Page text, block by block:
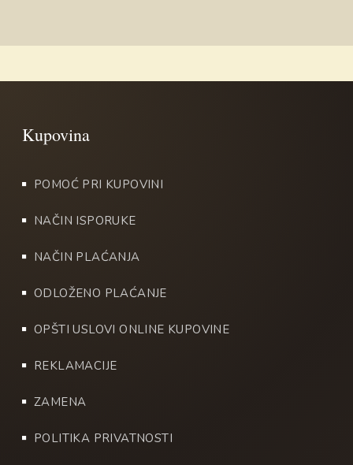
POMOĆ PRI KUPOVINI
NAČIN ISPORUKE
NAČIN PLAĆANJA
ODLOŽENO PLAĆANJE
OPŠTI USLOVI ONLINE KUPOVINE
REKLAMACIJE
ZAMENA
POLITIKA PRIVATNOSTI